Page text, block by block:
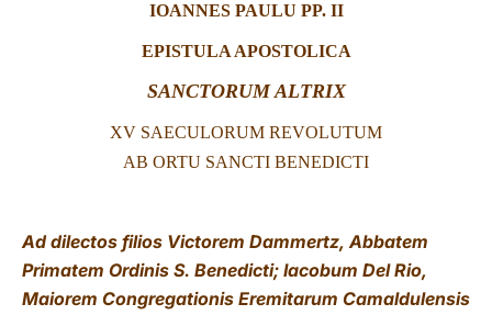
IOANNES PAULU PP. II
EPISTULA APOSTOLICA
SANCTORUM ALTRIX
XV SAECULORUM REVOLUTUM
AB ORTU SANCTI BENEDICTI
Ad dilectos filios Victorem Dammertz, Abbatem
Primatem Ordinis S. Benedicti; Iacobum Del Rio,
Maiorem Congregationis Eremitarum Camaldulensis